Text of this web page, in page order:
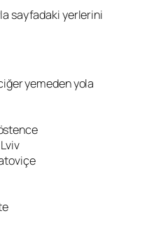
sayfadaki yerlerini
yemeden yola